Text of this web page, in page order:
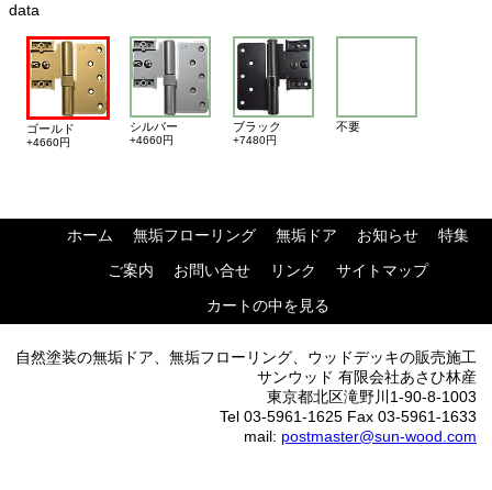
data
ゴールド
+4660円
シルバー
+4660円
ブラック
+7480円
不要
ホーム 無垢フローリング 無垢ドア お知らせ
特集
ご案内
お問い合せ リンク
サイトマップ
カートの中を見る
自然塗装の無垢ドア、無垢フローリング、ウッドデッキの販売施工
サンウッド 有限会社あさひ林産
東京都北区滝野川1-90-8-1003
Tel 03-5961-1625 Fax 03-5961-1633
mail: postmaster@sun-wood.com